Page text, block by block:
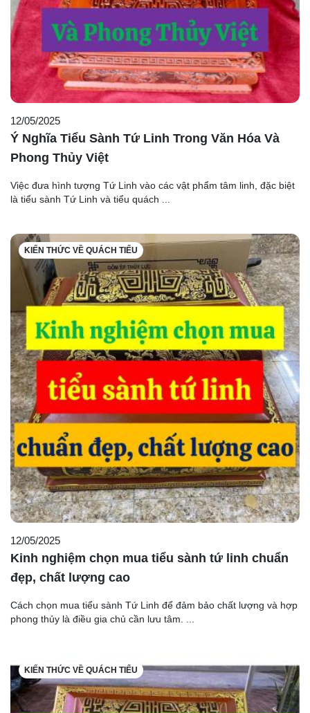
12/05/2025
Ý Nghĩa Tiểu Sành Tứ Linh Trong Văn Hóa Và
Phong Thủy Việt
Việc đưa hình tượng Tứ Linh vào các vật phẩm tâm linh, đặc biệt
là tiểu sành Tứ Linh và tiểu quách ...
KIẾN THỨC VỀ QUÁCH TIỂU
12/05/2025
Kinh nghiệm chọn mua tiểu sành tứ linh chuẩn
đẹp, chất lượng cao
Cách chọn mua tiểu sành Tứ Linh để đảm bảo chất lượng và hợp
phong thủy là điều gia chủ cần lưu tâm. ...
KIẾN THỨC VỀ QUÁCH TIỂU